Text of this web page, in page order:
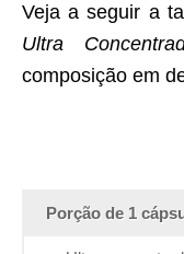
Veja a seguir a
Ultra
composição em
Porção de 1